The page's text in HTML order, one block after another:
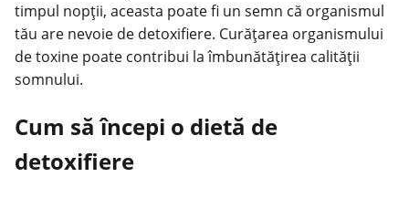
timpul nopții, aceasta poate fi un semn că organismul
tău are nevoie de detoxifiere. Curățarea organismului
de toxine poate contribui la îmbunătățirea calității
somnului.
Cum să începi o dietă de
detoxifiere